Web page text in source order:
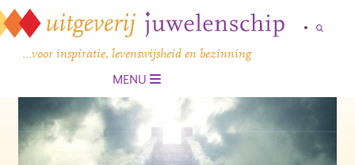
…voor inspiratie, levenswijsheid en bezinning
MENU